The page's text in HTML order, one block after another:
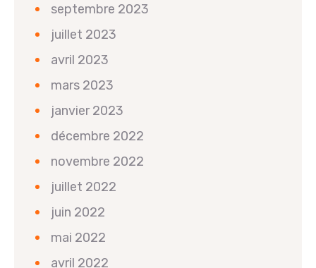
septembre 2023
juillet 2023
avril 2023
mars 2023
janvier 2023
décembre 2022
novembre 2022
juillet 2022
juin 2022
mai 2022
avril 2022